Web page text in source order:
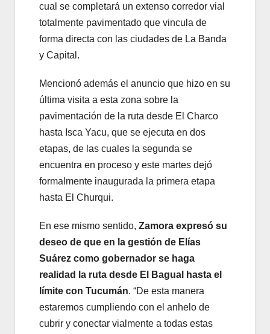
cual se completará un extenso corredor vial
totalmente pavimentado que vincula de
forma directa con las ciudades de La Banda
y Capital.
Mencionó además el anuncio que hizo en su
última visita a esta zona sobre la
pavimentación de la ruta desde El Charco
hasta Isca Yacu, que se ejecuta en dos
etapas, de las cuales la segunda se
encuentra en proceso y este martes dejó
formalmente inaugurada la primera etapa
hasta El Churqui.
En ese mismo sentido, Zamora expresó su
deseo de que en la gestión de Elías
Suárez como gobernador se haga
realidad la ruta desde El Bagual hasta el
límite con Tucumán. “De esta manera
estaremos cumpliendo con el anhelo de
cubrir y conectar vialmente a todas estas